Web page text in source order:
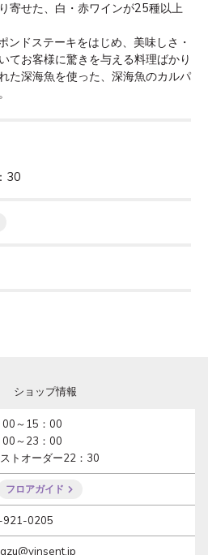
寄せた、白・赤ワインが25種以上
ンドステーキをはじめ、美味しさ・
てお客様に驚きを与える料理ばかり
た深海魚を使った、深海魚のカルパ
30
ショップ情報
00～15：00
00～23：00
トオーダー22：30
フロアガイド
921-0205